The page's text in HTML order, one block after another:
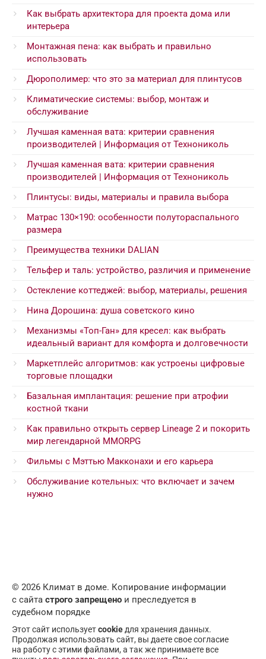
Как выбрать архитектора для проекта дома или
интерьера
Монтажная пена: как выбрать и правильно
использовать
Дюрополимер: что это за материал для плинтусов
Климатические системы: выбор, монтаж и
обслуживание
Лучшая каменная вата: критерии сравнения
производителей | Информация от Технониколь
Лучшая каменная вата: критерии сравнения
производителей | Информация от Технониколь
Плинтусы: виды, материалы и правила выбора
Матрас 130×190: особенности полутораспального
размера
Преимущества техники DALIAN
Тельфер и таль: устройство, различия и применение
Остекление коттеджей: выбор, материалы, решения
Нина Дорошина: душа советского кино
Механизмы «Топ-Ган» для кресел: как выбрать
идеальный вариант для комфорта и долговечности
Маркетплейс алгоритмов: как устроены цифровые
торговые площадки
Базальная имплантация: решение при атрофии
костной ткани
Как правильно открыть сервер Lineage 2 и покорить
мир легендарной MMORPG
Фильмы с Мэттью Макконахи и его карьера
Обслуживание котельных: что включает и зачем
нужно
© 2026 Климат в доме. Копирование информации
с сайта строго запрещено и преследуется в
судебном порядке
Этот сайт используетcookieдля хранения данных.
Продолжая использовать сайт, вы даете свое согласие
на работу с этими файлами, а так же принимаете все